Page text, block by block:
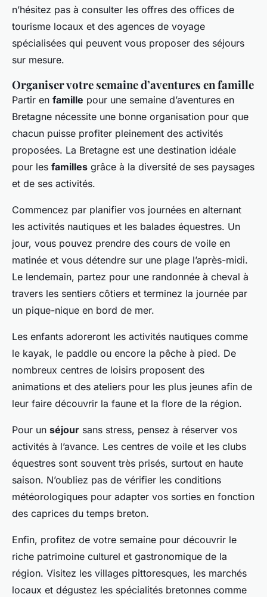
n’hésitez pas à consulter les offres des offices de
tourisme locaux et des agences de voyage
spécialisées qui peuvent vous proposer des séjours
sur mesure.
Organiser votre semaine d’aventures en famille
Partir en famille pour une semaine d’aventures en
Bretagne nécessite une bonne organisation pour que
chacun puisse profiter pleinement des activités
proposées. La Bretagne est une destination idéale
pour les familles grâce à la diversité de ses paysages
et de ses activités.
Commencez par planifier vos journées en alternant
les activités nautiques et les balades équestres. Un
jour, vous pouvez prendre des cours de voile en
matinée et vous détendre sur une plage l’après-midi.
Le lendemain, partez pour une randonnée à cheval à
travers les sentiers côtiers et terminez la journée par
un pique-nique en bord de mer.
Les enfants adoreront les activités nautiques comme
le kayak, le paddle ou encore la pêche à pied. De
nombreux centres de loisirs proposent des
animations et des ateliers pour les plus jeunes afin de
leur faire découvrir la faune et la flore de la région.
Pour un séjour sans stress, pensez à réserver vos
activités à l’avance. Les centres de voile et les clubs
équestres sont souvent très prisés, surtout en haute
saison. N’oubliez pas de vérifier les conditions
météorologiques pour adapter vos sorties en fonction
des caprices du temps breton.
Enfin, profitez de votre semaine pour découvrir le
riche patrimoine culturel et gastronomique de la
région. Visitez les villages pittoresques, les marchés
locaux et dégustez les spécialités bretonnes comme